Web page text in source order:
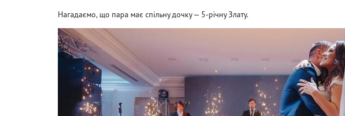
Нагадаємо, що пара має спільну дочку — 5-річну Злату.